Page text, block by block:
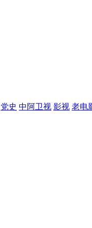
党史 中阿卫视 影视 老电